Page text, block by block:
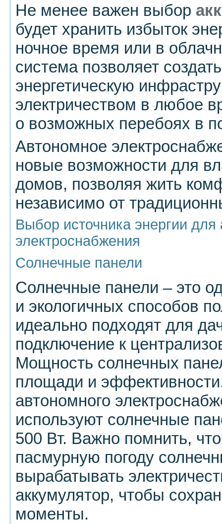
Не менее важен выбор
будет хранить избыток
ночное время или в
система позволяет
энергетическую
электричеством в любое
о возможных перебоях в
Автономное
новые возможности для
домов, позволяя жить
независимо от
Выбор источника энергии для
электроснабжения
Солнечные панели
Солнечные панели – это
и экологичных способов
идеально подходят для
подключение к
Мощность солнечных
площади и
автономного
используют солнечные
500 Вт. Важно помнить,
пасмурную погоду
вырабатывать
аккумулятор, чтобы
моменты.